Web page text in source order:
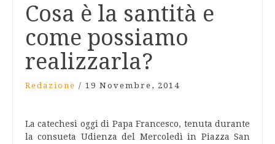
Cosa è la santità e
come possiamo
realizzarla?
Redazione / 19 Novembre, 2014
La catechesi oggi di Papa Francesco, tenuta durante
la consueta Udienza del Mercoledì in Piazza San